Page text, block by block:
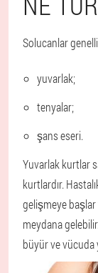
Solucanlar
yuvarlak;
tenyalar;
şans eseri.
Yuvarlak kurtlar
kurtlardır.
gelişmeye
meydana
büyür ve vücuda